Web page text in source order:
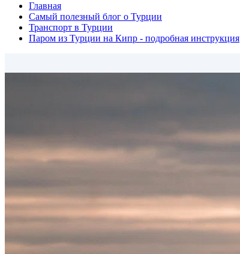
Главная
Самый полезный блог о Турции
Транспорт в Турции
Паром из Турции на Кипр - подробная инструкция